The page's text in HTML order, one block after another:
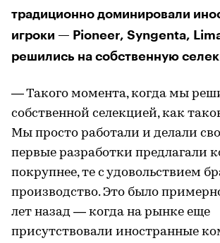
традиционно доминировали
игроки — Pioneer, Syngenta,
решились на собственную
— Такого момента, когда мы
собственной селекцией, как
Мы просто работали и делали
первые разработки предлагали
покрупнее, те с удовольствием
производство. Это было
лет назад — когда на рынке еще
присутствовали иностранные